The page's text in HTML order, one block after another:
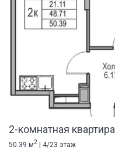
2-комнатная квартира
50.39 м2
| 4/23 этаж